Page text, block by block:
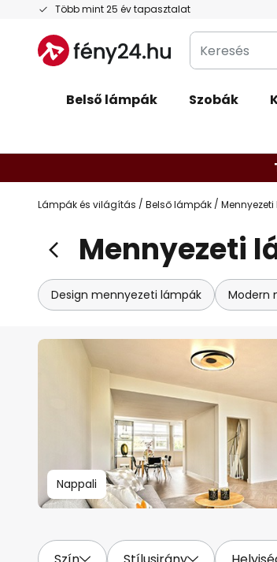
Több mint 25 év tapasztalat
Ugrás
tartalomhoz
Keresés
Belső lámpák Szobák
Lámpák és világítás Belső lámpák
Mennyezeti
Design mennyezeti lámpák Modern
Nappali